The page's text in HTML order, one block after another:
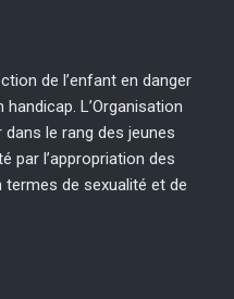
de l’enfant en danger
L’Organisation
le rang des jeunes
par l’appropriation des
de sexualité et de